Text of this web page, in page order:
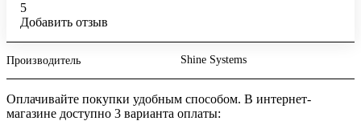
5
Добавить отзыв
Производитель Shine Systems
Оплачивайте покупки удобным способом. В интернет-
магазине доступно 3 варианта оплаты: